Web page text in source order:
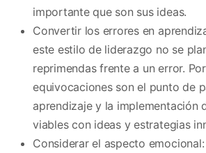
importante que son sus ideas.
Convertir los errores en
este estilo de liderazgo no se
reprimendas frente a un error.
equivocaciones son el punto de
aprendizaje y la implementación
viables con ideas y estrategias
Considerar el aspecto